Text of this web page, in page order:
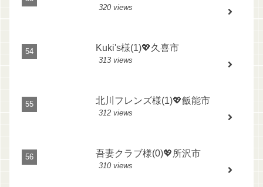
320 views
Kuki's様(1)💖久喜市
313 views
北川フレンズ様(1)💖飯能市
312 views
吾妻クラブ様(0)💖所沢市
310 views